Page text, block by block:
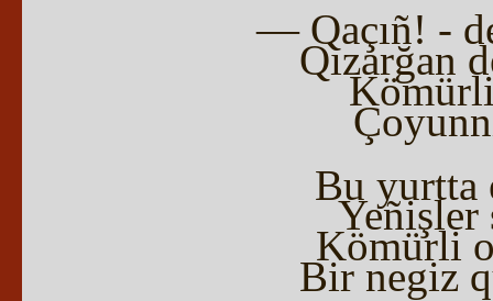
— Qaçıñ! -
Qızarğan
Bu yurtta
Yeñişler
Kömürli
Bir negiz